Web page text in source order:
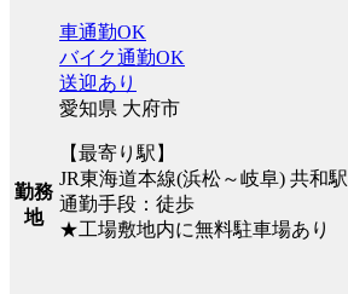
勤務
地
車通勤OK
バイク通勤OK
送迎あり
愛知県 大府市
【最寄り駅】
JR東海道本線(浜松～岐阜) 共和駅
通勤手段：徒歩
★工場敷地内に無料駐車場あり